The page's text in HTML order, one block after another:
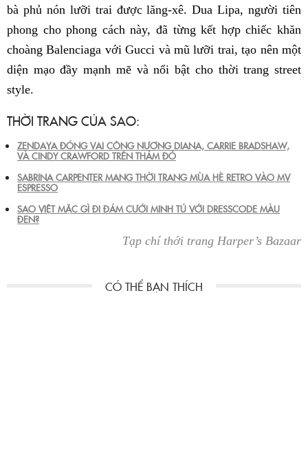
bà phủ nón lưỡi trai được lăng-xê. Dua Lipa, người tiên
phong cho phong cách này, đã từng kết hợp chiếc khăn
choàng Balenciaga với Gucci và mũ lưỡi trai, tạo nên một
diện mạo đầy mạnh mẽ và nổi bật cho thời trang street
style.
THỜI TRANG CỦA SAO:
ZENDAYA ĐÓNG VAI CÔNG NƯƠNG DIANA, CARRIE BRADSHAW,
VÀ CINDY CRAWFORD TRÊN THẢM ĐỎ
SABRINA CARPENTER MANG THỜI TRANG MÙA HÈ RETRO VÀO MV
ESPRESSO
SAO VIỆT MẶC GÌ ĐI ĐÁM CƯỚI MINH TÚ VỚI DRESSCODE MÀU
ĐEN?
Tạp chí thới trang Harper’s Bazaar